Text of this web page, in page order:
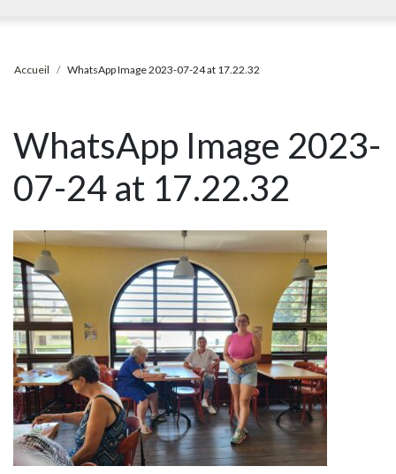
Accueil WhatsApp Image 2023-07-24 at 17.22.32
WhatsApp Image 2023-
07-24 at 17.22.32